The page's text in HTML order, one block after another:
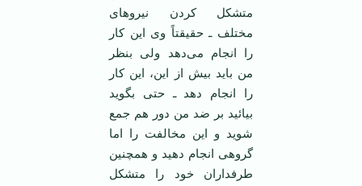
متشکل کردن نیروهای
مختلف ـ حقیقتاً وی این کار
را انجام می‌دهد ولی بنظر
من باید بیش از این، این کار
را انجام دهد ـ حتی بگوید
بیائید بر ضد من دور هم جمع
شوید و این مخالفت را اما
گروهی انجام دهید و همچنین
طرفداران خود را متشکل